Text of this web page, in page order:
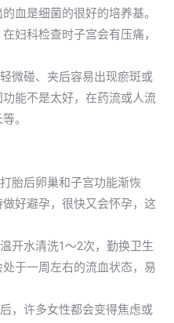
血是细菌的很好的培养基。
妇科检查时子宫会有压痛，
微碰、夹后容易出现瘀斑或
能不是太好，在药流或人流
。
胎后卵巢和子宫功能渐恢
好避孕，很快又会怀孕，这
开水清洗1～2次，勤换卫生
于一周左右的流血状态，易
，许多女性都会变得焦虑或